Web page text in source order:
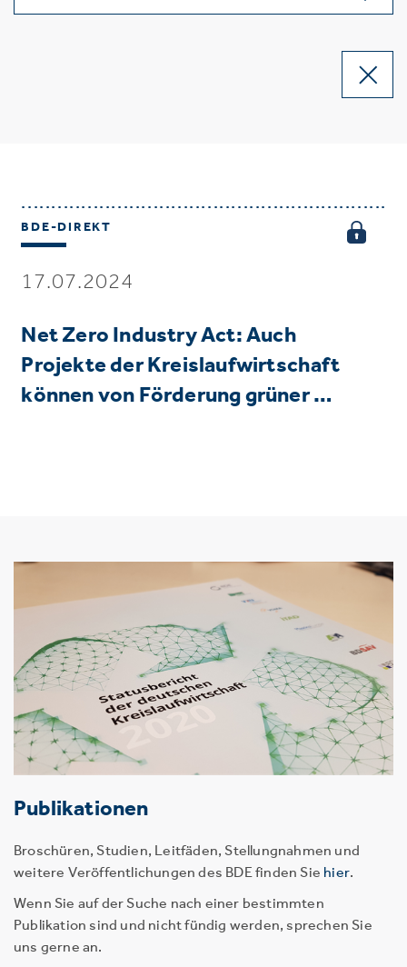
BDE-DIREKT
17.07.2024
Net Zero Industry Act: Auch
Projekte der Kreislaufwirtschaft
können von Förderung grüner …
Publikationen
Broschüren, Studien, Leitfäden, Stellungnahmen und
weitere Veröffentlichungen des BDE finden Sie hier.
Wenn Sie auf der Suche nach einer bestimmten
Publikation sind und nicht fündig werden, sprechen Sie
uns gerne an.